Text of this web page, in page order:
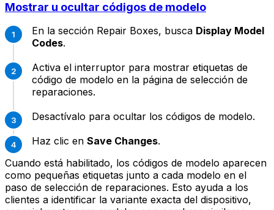
Mostrar u ocultar códigos de modelo
En la sección Repair Boxes, busca Display Model
Codes.
Activa el interruptor para mostrar etiquetas de
código de modelo en la página de selección de
reparaciones.
Desactívalo para ocultar los códigos de modelo.
Haz clic en Save Changes.
Cuando está habilitado, los códigos de modelo aparecen
como pequeñas etiquetas junto a cada modelo en el
paso de selección de reparaciones. Esto ayuda a los
clientes a identificar la variante exacta del dispositivo,